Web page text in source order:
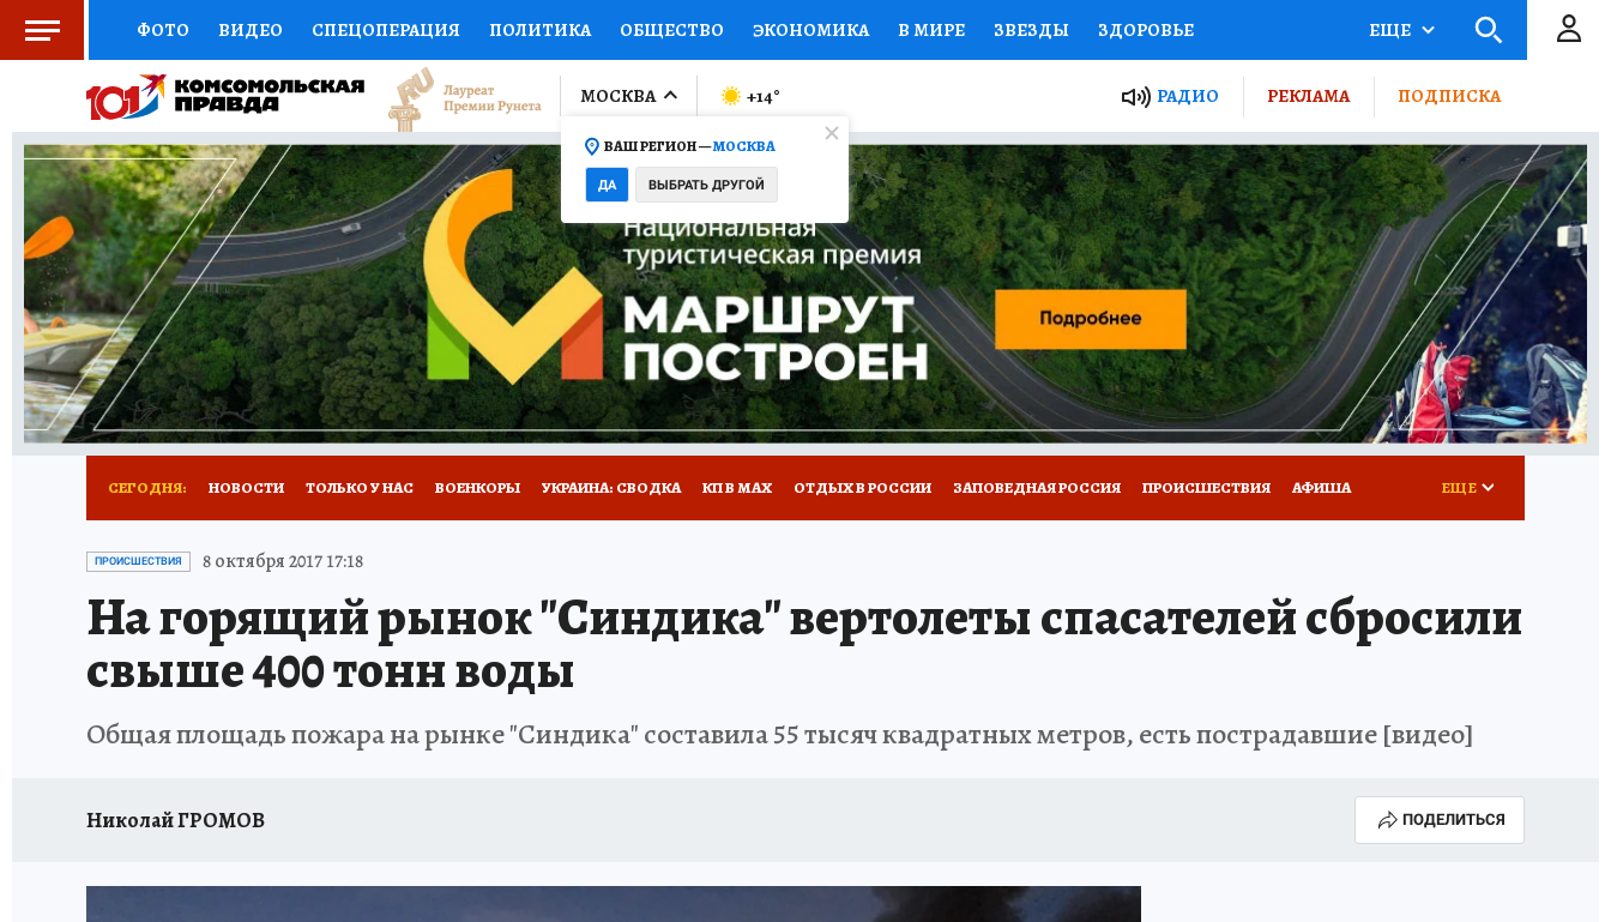
ФОТО ВИДЕО СПЕЦОПЕРАЦИЯ ПОЛИТИКА ОБЩЕСТВО ЭКОНОМИКА В МИРЕ ЗВЕЗДЫ ЗДОРОВЬЕ
СОЦПОДДЕРЖКА НАУКА СПОРТ КОЛУМНИСТЫ ПРОИСШЕСТВИЯ НАЦИОНАЛЬНЫЕ ПРОЕКТЫ РОССИИ АФИША
ВЫБОР ЭКСПЕРТОВ ДОКТОР ФИНАНСЫ ОТКРЫВАЕМ МИР Я ЗНАЮ СЕМЬЯ ЖЕНСКИЕ СЕКРЕТЫ ПУТЕВОДИТЕЛЬ
КНИЖНАЯ ПОЛКА ПРОГНОЗЫ НА СПОРТ ПРОМОКОДЫ СЕРИАЛЫ СПЕЦПРОЕКТЫ ДЕФИЦИТ ЖЕЛЕЗА ТУРИЗМ
ПРЕСС-ЦЕНТР НЕДВИЖИМОСТЬ ТЕЛЕВИЗОР КОЛЛЕКЦИИ КОНКУРСЫ РАБОТА У НАС ГИД ПОТРЕБИТЕЛЯ ВСЕ О КП
РАДИО КП РЕКЛАМА ТЕСТЫ НОВОЕ НА САЙТЕ
ЕЩЕ
МОСКВА
ВАШ РЕГИОН —МОСКВА
ДА ВЫБРАТЬ ДРУГОЙ
+14° РАДИО РЕКЛАМА ПОДПИСКА
СЕГОДНЯ: НОВОСТИ ТОЛЬКО У НАС ВОЕНКОРЫ УКРАИНА: СВОДКА КП В МАХ ОТДЫХ В РОССИИ ЗАПОВЕДНАЯ РОССИЯ ПРОИСШЕСТВИЯ АФИША
ИСПЫТАНО НА СЕБЕ
ЕЩЕ
ПРОИСШЕСТВИЯ 8 октября 2017 17:18
На горящий рынок "Синдика" вертолеты спасателей сбросили
свыше 400 тонн воды
Общая площадь пожара на рынке "Синдика" составила 55 тысяч квадратных метров, есть пострадавшие [видео]
Николай ГРОМОВ ПОДЕЛИТЬСЯ